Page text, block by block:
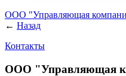
ООО "Управляющая
← Назад
Контакты
ООО "Управляющая